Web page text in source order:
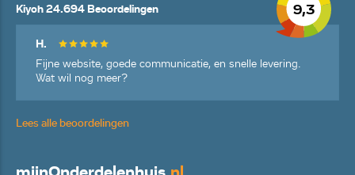
9,3
Kiyoh 24.694 Beoordelingen
H.
Fijne website, goede communicatie, en snelle levering.
Wat wil nog meer?
Lees alle beoordelingen